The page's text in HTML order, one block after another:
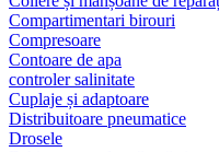
Compartimentari birouri
Compresoare
Contoare de apa
controler salinitate
Cuplaje și adaptoare
Distribuitoare pneumatice
Drosele